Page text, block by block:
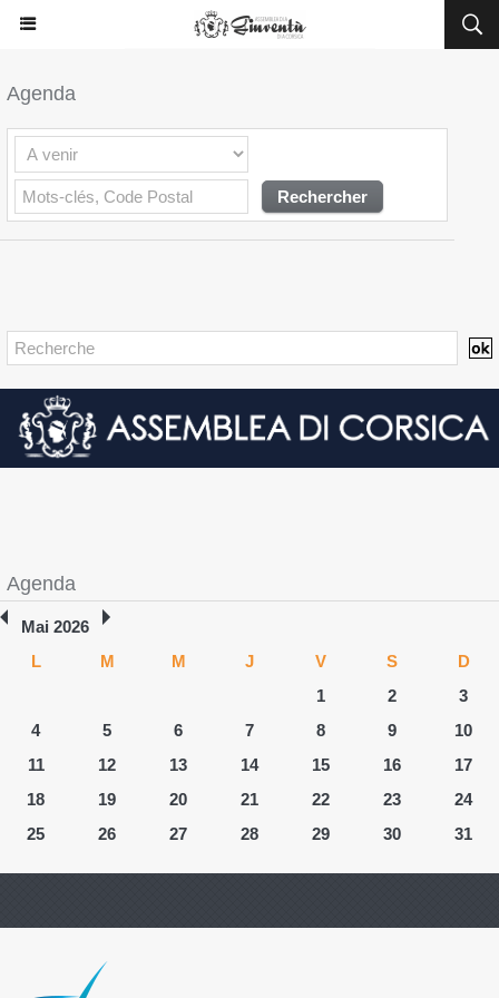
Agenda
Agenda
Mai 2026
L
M M J V S
D
1
2
3
4
5 6 7 8 9
10
11
12 13 14 15 16
17
18
19 20 21 22 23
24
25
26 27 28 29 30 31